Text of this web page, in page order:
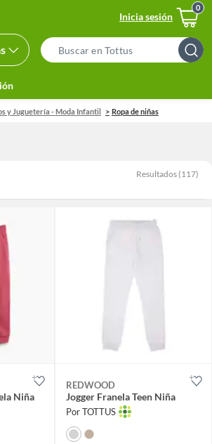
Inicia sesión
Search
Bar
y Juguetería - Moda Infantil Ropa de niñas
Resultados (117)
Niña
REDWOOD
Jogger Franela Teen Niña
Por TOTTUS